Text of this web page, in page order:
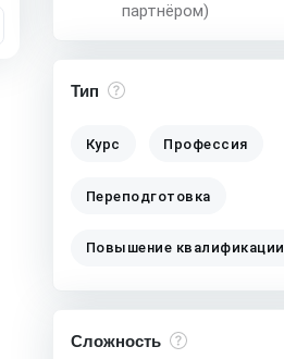
партнёром)
Тип
Курс Профессия
Переподготовка
Повышение квалификации
Сложность